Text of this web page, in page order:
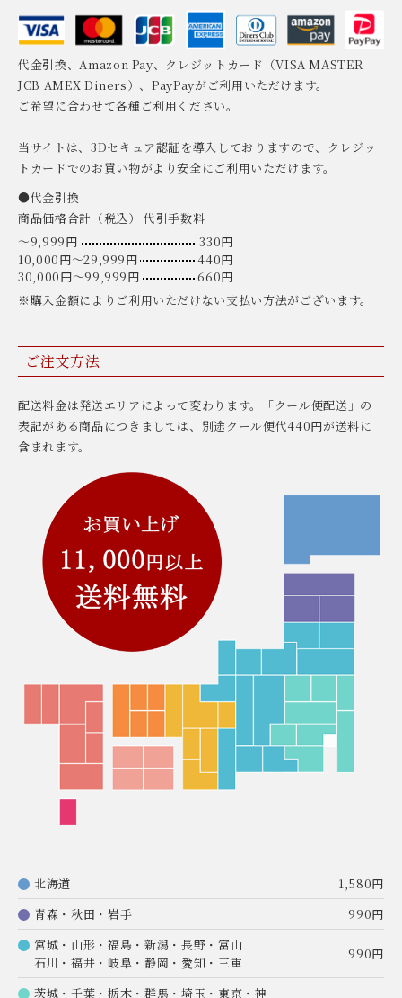
代金引換、Amazon Pay、クレジットカード（VISA MASTER
JCB AMEX Diners）、PayPayがご利用いただけます。
ご希望に合わせて各種ご利用ください。
当サイトは、3Dセキュア認証を導入しておりますので、クレジッ
トカードでのお買い物がより安全にご利用いただけます。
●代金引換
商品価格合計（税込） 代引手数料
〜9,999円
330円
10,000円〜29,999円
440円
30,000円〜99,999円
660円
※購入金額によりご利用いただけない支払い方法がございます。
ご注文方法
配送料金は発送エリアによって変わります。「クール便配送」の
表記がある商品につきましては、別途クール便代440円が送料に
含まれます。
北海道
1,580円
青森・秋田・岩手
990円
宮城・山形・福島・新潟・長野・富山
石川・福井・岐阜・静岡・愛知・三重
990円
茨城・千葉・栃木・群馬・埼玉・東京・神